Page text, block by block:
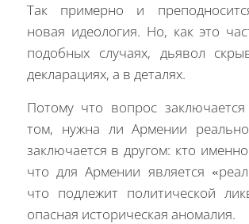
Так примерно и
новая идеология. Но, как это
подобных случаях, дьявол
декларациях, а в деталях.
Потому что вопрос
том, нужна ли Армении
заключается в другом: кто
что для Армении является
что подлежит политической
опасная историческая аномалия.